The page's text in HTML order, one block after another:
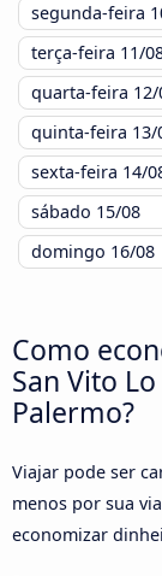
segunda-feira
terça-feira 11/
quarta-feira
quinta-feira 13/
sexta-feira 14/
sábado 15/08
domingo 16/08
Como
San Vito
Palermo?
Viajar pode ser
menos por sua
economizar